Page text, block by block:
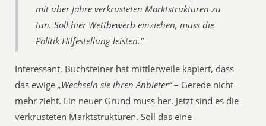
mit über Jahre verkrusteten Marktstrukturen zu
tun. Soll hier Wettbewerb einziehen, muss die
Politik Hilfestellung leisten.“
Interessant, Buchsteiner hat mittlerweile kapiert, dass
das ewige„Wechseln sie ihren Anbieter“– Gerede nicht
mehr zieht. Ein neuer Grund muss her. Jetzt sind es die
verkrusteten Marktstrukturen. Soll das eine